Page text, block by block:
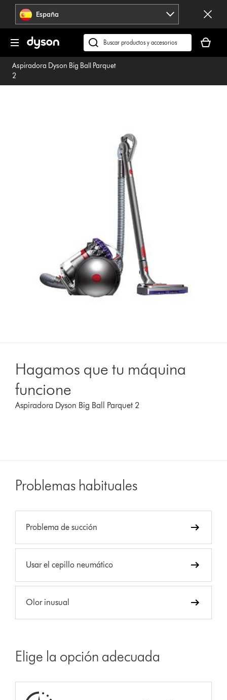
Omitir
navegación España
Buscar
en
dyson.es
cesta
está
Aspiradora Dyson Big Ball Parquet
2
Hagamos que tu máquina
funcione
Aspiradora Dyson Big Ball Parquet 2
Problemas habituales
Problema de succión
Usar el cepillo neumático
Olor inusual
Elige la opción adecuada